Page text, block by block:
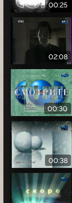
00:25
02:08
00:30
00:38